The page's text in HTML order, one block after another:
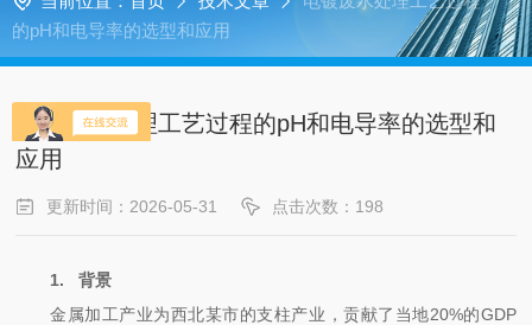
的pH和电导率的选型和应用
电镀废水处理工艺过程的pH和电导率的选型和
应用
更新时间：2026-05-31 点击次数：198
1.
背景
金属加工产业为西北某市的支柱产业，贡献了当地20%的GDP